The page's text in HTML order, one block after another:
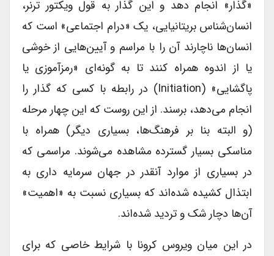
«گذار» انجام دهد و این گذار به قول ویکتور ترنر،
انسان‌شناس بریتانیایی، یک «درام اجتماعی» است که
انسان‌ها ناچارند آن را با مراسم و آیین‌هایی از خوشی
یا از اندوه همراه کنند تا به گونه‌ای «رمزآموزی یا
پاگشایی» (initiation) در رابطه با کسی که گذار را
انجام می‌دهد، برسند. از این روست که این چهار مرحله
(و البته بنا بر فرهنگ‌ها، بسیاری دیگر) همراه با
مناسکی بسیار گسترده مشاهده می‌شوند. مراسمی که
در بسیاری از موارد آنقدر در جهان سرمایه داری به
ابتذال کشیده شده‌اند که بسیاری نسبت به «اهمیت»
آن‌ها دچار شک و تردید شده‌اند.
در این میان ویروس کرونا با شرایط خاصی که برای